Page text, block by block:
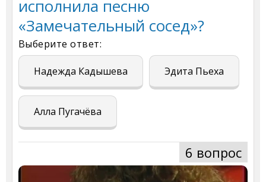
исполнила песню
«Замечательный сосед»?
Выберите ответ:
Надежда Кадышева Эдита Пьеха
Алла Пугачёва
6 вопрос